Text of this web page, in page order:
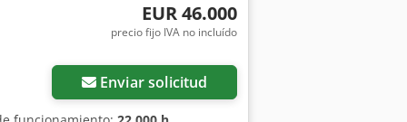
EUR 46.000
precio fijo IVA no incluído
Enviar solicitud